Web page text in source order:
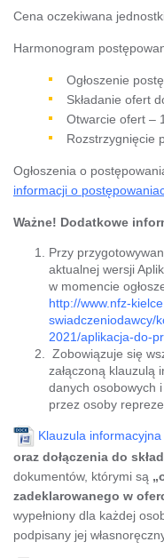
Cena oczekiwana
Harmonogram
Ogłoszenie
Składanie ofert
Otwarcie ofert –
Rozstrzygnięcie
Ogłoszenia o
informacji o
Ważne! Dodatkowe
Przy
aktualnej wersji
w momencie
http://www.nfz-
swiadczeniodawcy/
2021/aplikacja-do-
Zobowiązuje się
załączoną klauzulą
danych osobowych
przez osoby
Klauzula informacyjna
oraz dołączenia do
dokumentów, którymi są
zadeklarowanego w
wypełniony dla każdej
podpisany jej